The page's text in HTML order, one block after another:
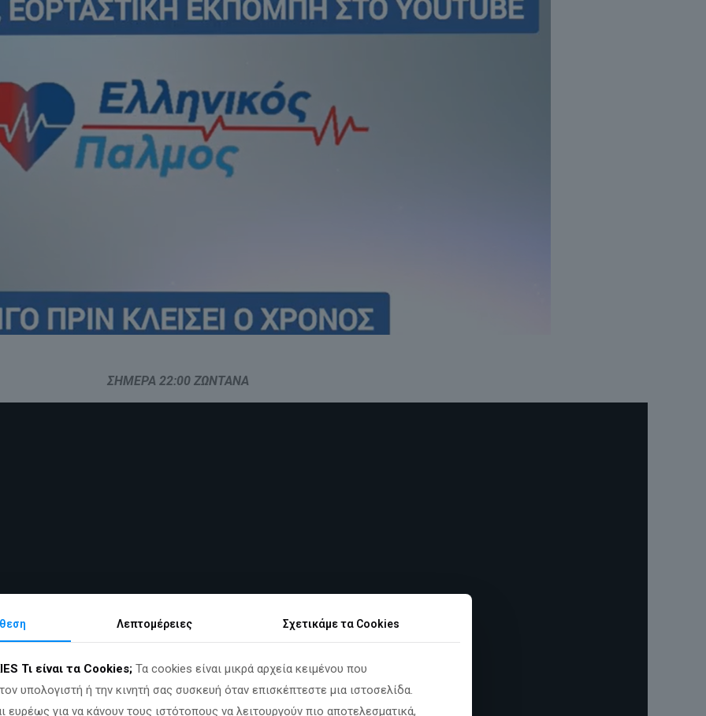
ΣΗΜΕΡΑ 22:00 ΖΩΝΤΑΝΑ
Λεπτομέρειες Σχετικάμε τα Cookies
Τι είναι τα Cookies; Τα cookies είναι μικρά αρχεία κειμένου που
υπολογιστή ή την κινητή σας συσκευή όταν επισκέπτεστε μια ιστοσελίδα.
ευρέως για να κάνουν τους ιστότοπους να λειτουργούν πιο αποτελεσματικά,